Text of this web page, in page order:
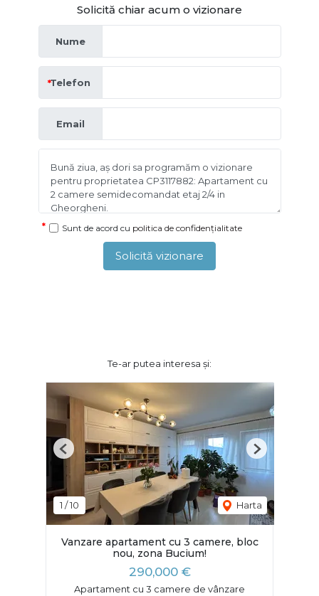
Solicită chiar acum o vizionare
Nume
Telefon
Email
Sunt de acord cu politica de confidențialitate
Solicită vizionare
Te-ar putea interesa și:
1 /10 Harta
Previous Next
Vanzare apartament cu 3 camere, bloc
nou, zona Bucium!
290,000 €
Apartament cu 3 camere de vânzare